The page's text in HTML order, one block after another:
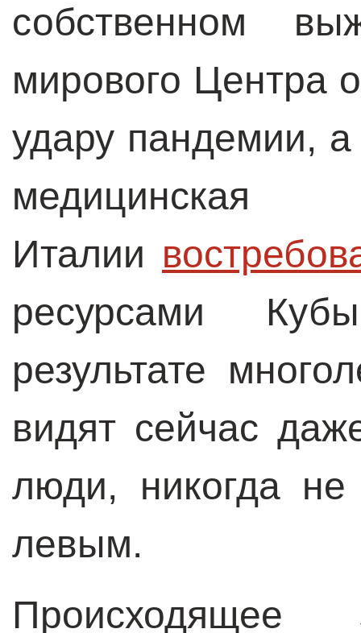
собственном
мирового Центра
удару пандемии,
Италии
ресурсами
результате
видят сейчас
люди, никогда
левым.
Происходящее